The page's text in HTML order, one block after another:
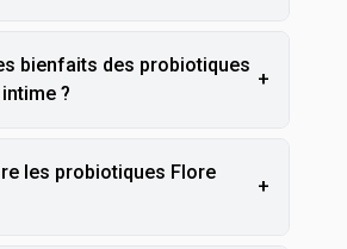
bienfaits des probiotiques
?
+
les probiotiques Flore
+